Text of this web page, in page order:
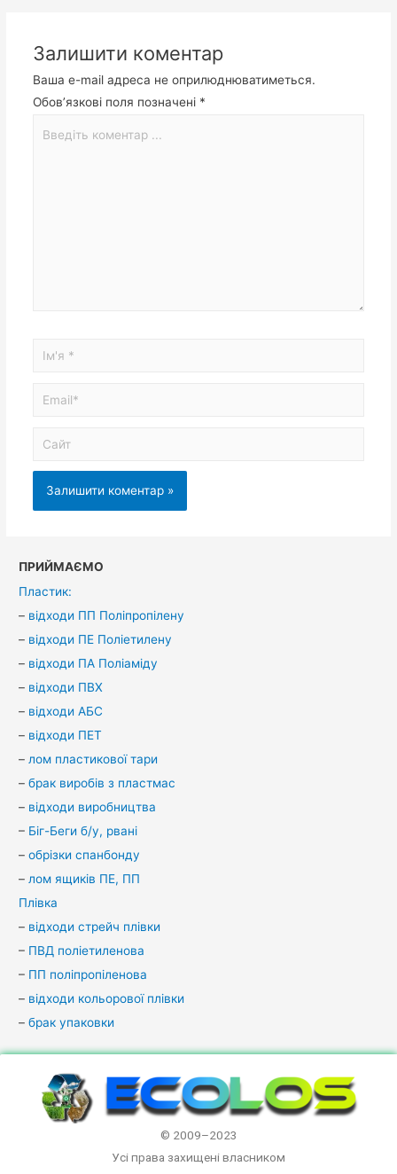
Залишити коментар
Ваша e-mail адреса не оприлюднюватиметься.
Обов’язкові поля позначені *
ПРИЙМАЄМО
Пластик:
– відходи ПП Поліпропілену
– відходи ПЕ Поліетилену
– відходи ПА Поліаміду
– відходи ПВХ
– відходи АБС
– відходи ПЕТ
– лом пластикової тари
–брак виробів з пластмас
– відходи виробництва
– Біг-Беги б/у, рвані
– обрізки спанбонду
– лом ящиків ПЕ, ПП
Плівка
– відходи стрейч плівки
– ПВД поліетиленова
– ПП поліпропіленова
– відходи кольорової плівки
–брак упаковки
© 2009–2023
Усі права захищені власником